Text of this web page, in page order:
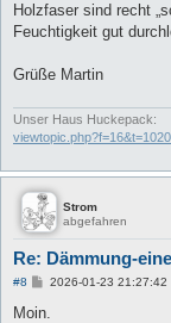
Holzfaser sind recht
Feuchtigkeit gut
Grüße Martin
Unser Haus Huckepack:
Strom
abgefahren
Re: Dämmung-
#8
B
i
2026-01-23 21:27:42
Moin.